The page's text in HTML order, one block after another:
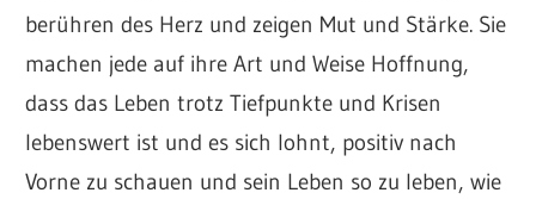
berühren des Herz und zeigen Mut und Stärke. Sie
machen jede auf ihre Art und Weise Hoffnung,
dass das Leben trotz Tiefpunkte und Krisen
lebenswert ist und es sich lohnt, positiv nach
Vorne zu schauen und sein Leben so zu leben, wie